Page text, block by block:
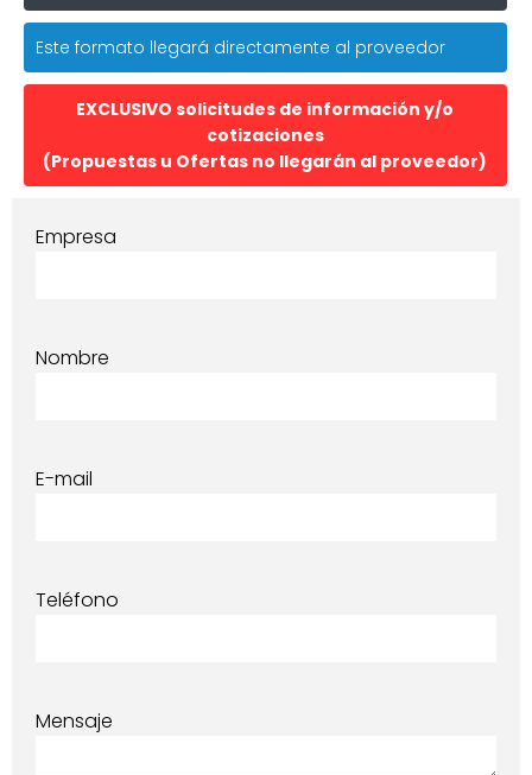
Este formato llegará directamente al proveedor
EXCLUSIVO solicitudes de información y/o
cotizaciones
(Propuestas u Ofertas no llegarán al proveedor)
Empresa
Nombre
E-mail
Teléfono
Mensaje